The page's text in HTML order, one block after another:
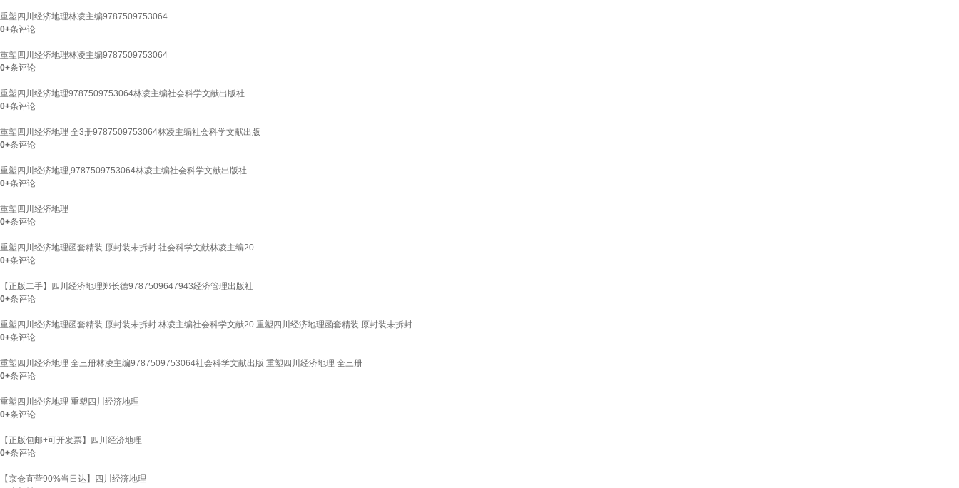
重塑四川经济地理林凌主编9787509753064
0+条评论
重塑四川经济地理林凌主编9787509753064
0+条评论
重塑四川经济地理9787509753064林凌主编社会科学文献出版社
0+条评论
重塑四川经济地理 全3册9787509753064林凌主编社会科学文献出版
0+条评论
重塑四川经济地理,9787509753064林凌主编社会科学文献出版社
0+条评论
重塑四川经济地理
0+条评论
重塑四川经济地理函套精装 原封装未拆封.社会科学文献林凌主编20
0+条评论
【正版二手】四川经济地理郑长德9787509647943经济管理出版社
0+条评论
重塑四川经济地理函套精装 原封装未拆封.林凌主编社会科学文献20 重塑四川经济地理函套精装 原封装未拆封.
0+条评论
重塑四川经济地理 全三册林凌主编9787509753064社会科学文献出版 重塑四川经济地理 全三册
0+条评论
重塑四川经济地理 重塑四川经济地理
0+条评论
【正版包邮+可开发票】四川经济地理
0+条评论
【京仓直营90%当日达】四川经济地理